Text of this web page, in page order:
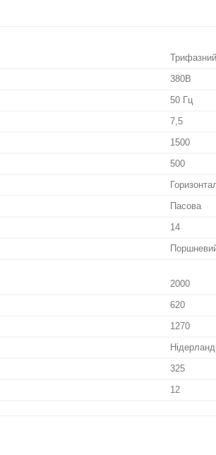
Трифазний
380В
50 Гц
7,5
1500
500
Пасова
14
2000
620
1270
325
12